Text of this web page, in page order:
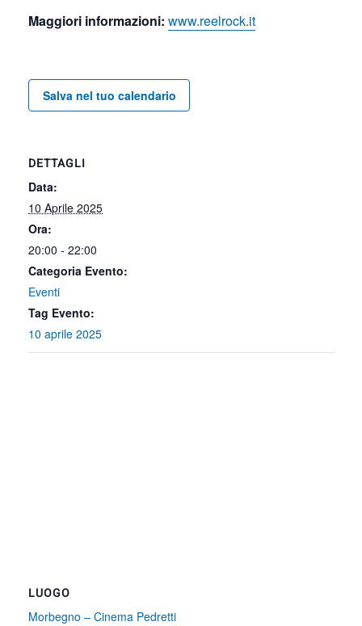
Maggiori informazioni: www.reelrock.it
Salva nel tuo calendario
DETTAGLI
Data:
10 Aprile 2025
Ora:
20:00 - 22:00
Categoria Evento:
Eventi
Tag Evento:
10 aprile 2025
LUOGO
Morbegno – Cinema Pedretti